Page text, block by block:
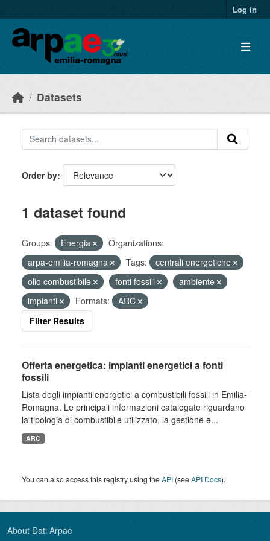
Log in
Datasets
Order by
1 dataset found
Groups: Energia
Organizations:
arpa-emilia-romagna
Tags:
centrali energetiche
olio combustibile
fonti fossili
ambiente
impianti
Formats:
ARC
Filter Results
Offerta energetica: impianti energetici a fonti
fossili
Lista degli impianti energetici a combustibili fossili in Emilia-
Romagna. Le principali informazioni catalogate riguardano
la tipologia di combustibile utilizzato, la gestione e...
ARC
You can also access this registry using theAPI (seeAPI Docs).
About Dati Arpae